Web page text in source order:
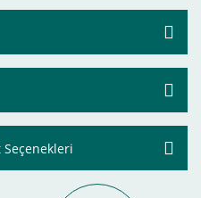
Seçenekleri